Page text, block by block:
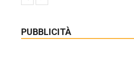
PUBBLICITÀ